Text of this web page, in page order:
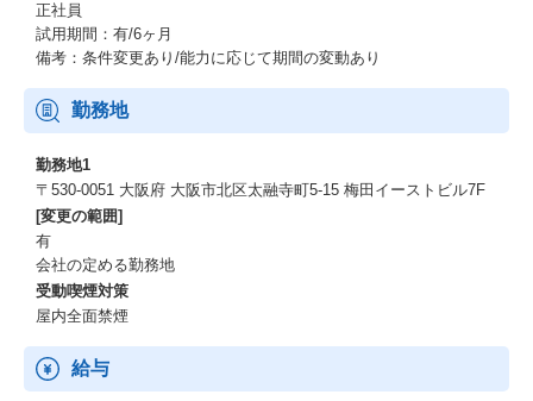
です。
ドクターズ・ファイルの取材とは？
先生が普段なかなか伝えることができない想いをインタビュー形
式の記事として掲載するため、取材を行っています。
この取材がないとそもそもドクターズ・ファイルに先生の情報が
掲載できません。私たちの事業の入口です。
正社員
試用期間：有/6ヶ月
備考：条件変更あり/能力に応じて期間の変動あり
勤務地
勤務地1
〒530-0051 大阪府 大阪市北区太融寺町5-15 梅田イーストビル7F
[変更の範囲]
有
会社の定める勤務地
受動喫煙対策
屋内全面禁煙
給与